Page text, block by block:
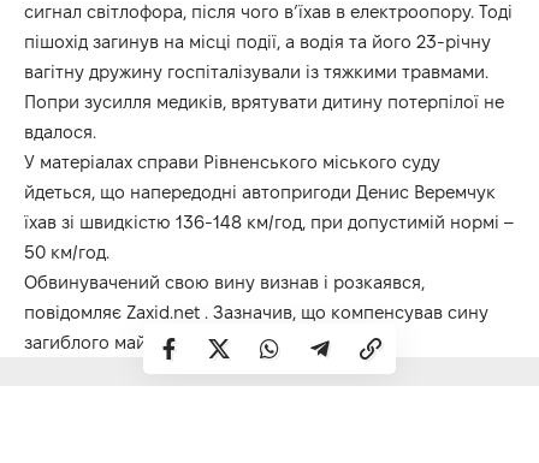
сигнал світлофора, після чого в’їхав в електроопору. Тоді
пішохід загинув на місці події, а водія та його 23-річну
вагітну дружину госпіталізували із тяжкими травмами.
Попри зусилля медиків, врятувати дитину потерпілої не
вдалося.
У матеріалах справи Рівненського міського суду
йдеться, що напередодні автопригоди Денис Веремчук
їхав зі швидкістю 136-148 км/год, при допустимій нормі –
50 км/год.
Обвинувачений свою вину визнав і розкаявся,
повідомляє Zaxid.net . Зазначив, що компенсував сину
загиблого майнову та моральну шкоду.